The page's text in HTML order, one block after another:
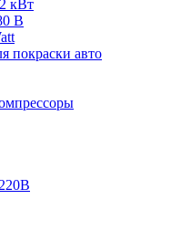
кВт
В
покраски авто